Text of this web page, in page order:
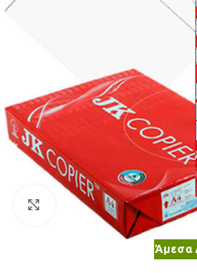
Κλικ για μεγέθυνση
Άμεσα